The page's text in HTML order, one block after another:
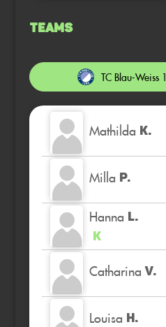
Teams
TC Blau-Weiss 1
Mathilda K.
Milla P.
Hanna L.
K
Catharina V.
Louisa H.